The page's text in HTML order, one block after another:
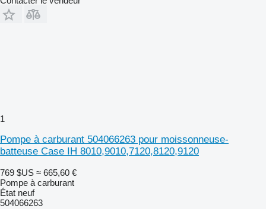
1
Pompe à carburant 504066263 pour moissonneuse-
batteuse Case IH 8010,9010,7120,8120,9120
769 $US ≈ 665,60 €
Pompe à carburant
État neuf
504066263